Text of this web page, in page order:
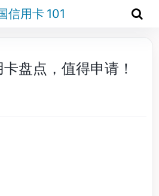
信用卡 101
盘点，值得申请！